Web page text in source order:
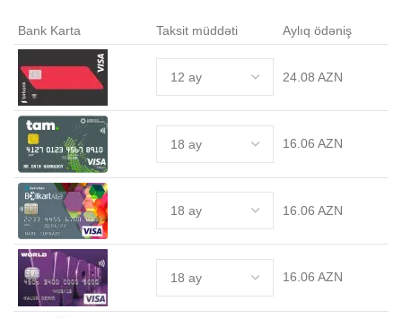
Bank Karta Taksit müddəti Aylıq ödəniş
24.08 AZN
16.06 AZN
16.06 AZN
16.06 AZN